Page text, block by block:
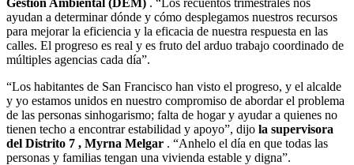
ayudan a determinar dónde y cómo desplegamos nuestros recursos
para mejorar la eficiencia y la eficacia de nuestra respuesta en las
calles. El progreso es real y es fruto del arduo trabajo coordinado de
múltiples agencias cada día”.
“Los habitantes de San Francisco han visto el progreso, y el alcalde
y yo estamos unidos en nuestro compromiso de abordar el problema
de las personas sinhogarismo; falta de hogar y ayudar a quienes no
tienen techo a encontrar estabilidad y apoyo”, dijo la supervisora ​​
del Distrito 7 , Myrna Melgar . “Anhelo el día en que todas las
personas y familias tengan una vivienda estable y digna”.